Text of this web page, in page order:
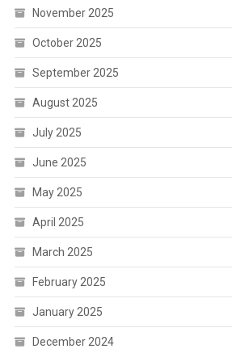
November 2025
October 2025
September 2025
August 2025
July 2025
June 2025
May 2025
April 2025
March 2025
February 2025
January 2025
December 2024